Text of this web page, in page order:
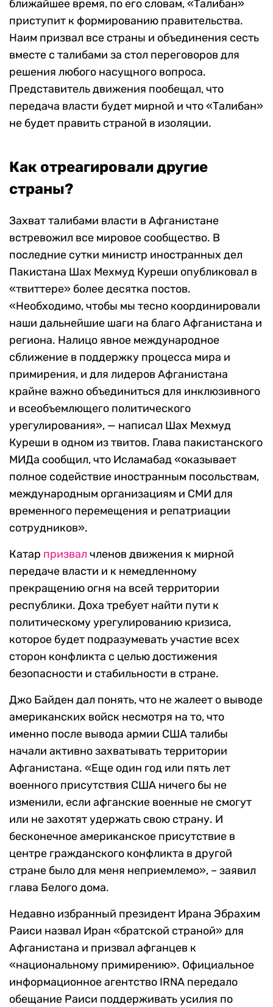
ближайшее время, по его словам, «Талибан»
приступит к формированию правительства.
Наим призвал все страны и объединения сесть
вместе с талибами за стол переговоров для
решения любого насущного вопроса.
Представитель движения пообещал, что
передача власти будет мирной и что «Талибан»
не будет править страной в изоляции.
Как отреагировали другие
страны?
Захват талибами власти в Афганистане
встревожил все мировое сообщество. В
последние сутки министр иностранных дел
Пакистана Шах Мехмуд Куреши опубликовал в
«твиттере» более десятка постов.
«Необходимо, чтобы мы тесно координировали
наши дальнейшие шаги на благо Афганистана и
региона. Налицо явное международное
сближение в поддержку процесса мира и
примирения, и для лидеров Афганистана
крайне важно объединиться для инклюзивного
и всеобъемлющего политического
урегулирования», — написал Шах Мехмуд
Куреши в одном из твитов. Глава пакистанского
МИДа сообщил, что Исламабад «оказывает
полное содействие иностранным посольствам,
международным организациям и СМИ для
временного перемещения и репатриации
сотрудников».
Катар призвал членов движения к мирной
передаче власти и к немедленному
прекращению огня на всей территории
республики. Доха требует найти пути к
политическому урегулированию кризиса,
которое будет подразумевать участие всех
сторон конфликта с целью достижения
безопасности и стабильности в стране.
Джо Байден дал понять, что не жалеет о выводе
американских войск несмотря на то, что
именно после вывода армии США талибы
начали активно захватывать территории
Афганистана. «Еще один год или пять лет
военного присутствия США ничего бы не
изменили, если афганские военные не смогут
или не захотят удержать свою страну. И
бесконечное американское присутствие в
центре гражданского конфликта в другой
стране было для меня неприемлемо», – заявил
глава Белого дома.
Недавно избранный президент Ирана Эбрахим
Раиси назвал Иран «братской страной» для
Афганистана и призвал афганцев к
«национальному примирению». Официальное
информационное агентство IRNA передало
обещание Раиси поддерживать усилия по